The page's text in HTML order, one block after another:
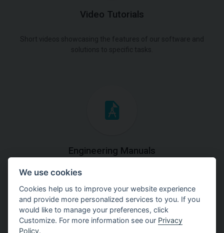
Video Tutorials
Short videos showcasing the features of our software and
solutions to specific tasks.
Engineering Manuals
Step by steps guides on how
to solve a specific tasks.
We use cookies
Cookies help us to improve your website experience
and provide more personalized services to you. If you
would like to manage your preferences, click
Customize. For more information see our Privacy
Policy.